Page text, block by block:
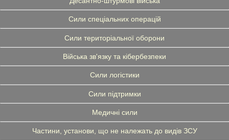
Сили спеціальних операцій
Сили територіальної оборони
Війська зв'язку та кібербезпеки
Сили логістики
Сили підтримки
Медичні сили
Частини, установи, що не належать до видів ЗСУ